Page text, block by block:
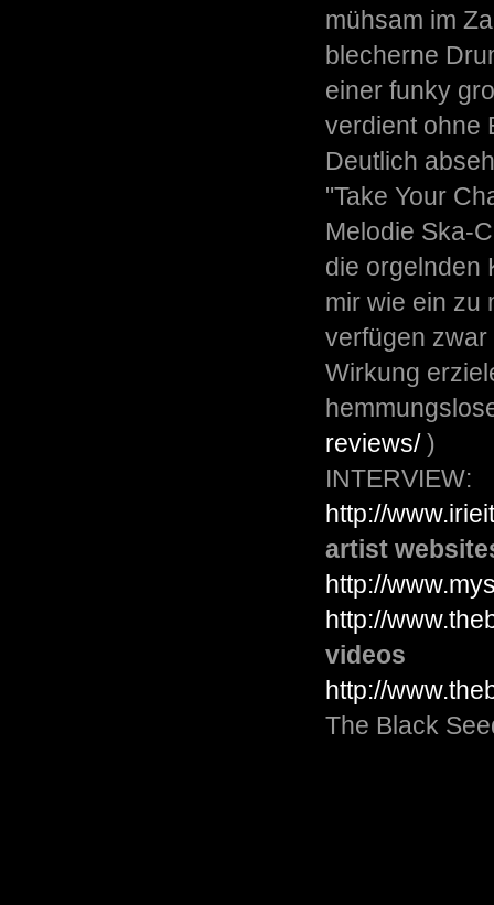
mühsam im
blecherne
einer funky
verdient ohne
Deutlich
"Take Your
Melodie Ska-
die orgelnden
mir wie ein zu
verfügen
Wirkung
reviews/)
INTERVIEW:
http://
artist
http://
http://
videos
http://
The Black